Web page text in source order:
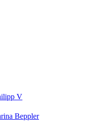
V
Beppler